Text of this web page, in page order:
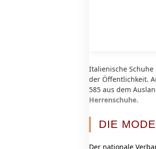
Italienische
der Öffentlichkeit.
585 aus dem
Herrenschuhe.
DIE
Der nationale